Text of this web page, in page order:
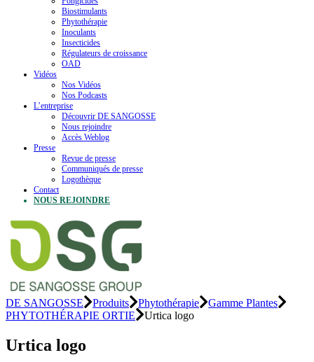
Biostimulants
Phytothérapie
Inoculants
Insecticides
Régulateurs de croissance
OAD
Vidéos
Nos Vidéos
Nos Podcasts
L’entreprise
Découvrir DE SANGOSSE
Nous rejoindre
Accès Weblog
Presse
Revue de presse
Communiqués de presse
Logothèque
Contact
NOUS REJOINDRE
DE SANGOSSE Produits Phytothérapie
Gamme Plantes
PHYTOTHÉRAPIE ORTIE
Urtica logo
Urtica logo